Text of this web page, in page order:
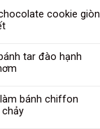
cookie giòn
tar đào hạnh
bánh chiffon